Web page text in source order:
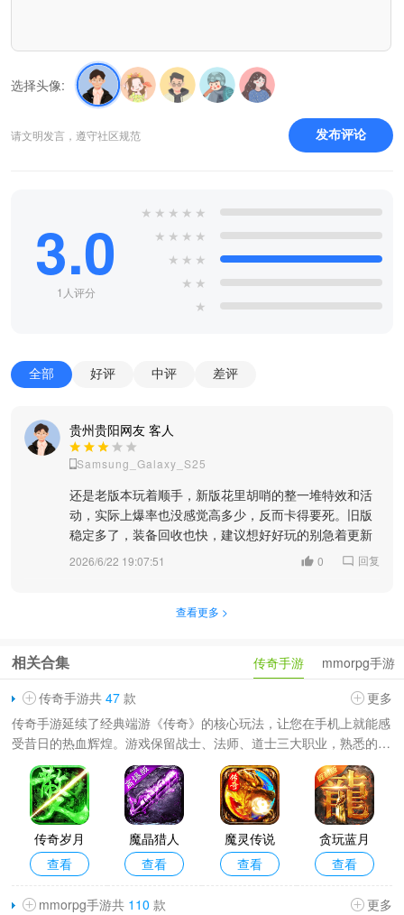
选择头像:
请文明发言，遵守社区规范 发布评论
3.0
1人评分
★ ★ ★ ★ ★
★ ★ ★ ★
★ ★ ★
★ ★
★
全部 好评 中评 差评
贵州贵阳网友 客人
Samsung_Galaxy_S25
还是老版本玩着顺手，新版花里胡哨的整一堆特效和活
动，实际上爆率也没感觉高多少，反而卡得要死。旧版
稳定多了，装备回收也快，建议想好好玩的别急着更新
2026/6/22 19:07:51 0 回复
查看更多 >
传奇手游 mmorpg手游
相关合集
传奇手游共 47 款
更多
传奇手游延续了经典端游《传奇》的核心玩法，让您在手机上就能感
受昔日的热血辉煌。游戏保留战士、法师、道士三大职业，熟悉的技
能与装备系统悉数回归。游戏操作优化贴合手机触控习惯，随时随地
都能开启战斗。无论是
传奇岁月
手游最新
查看
魔晶猎人
之热血出
查看
魔灵传说
传奇手游
查看
贪玩蓝月
传奇手机
查看
mmorpg手游共 110 款
更多